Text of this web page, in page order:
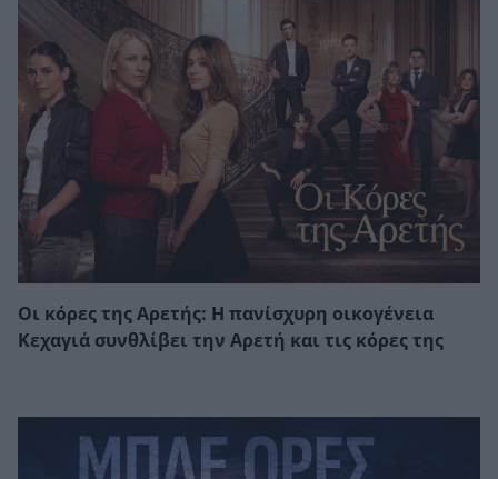
Οι κόρες της Αρετής: Η πανίσχυρη οικογένεια
Κεχαγιά συνθλίβει την Αρετή και τις κόρες της